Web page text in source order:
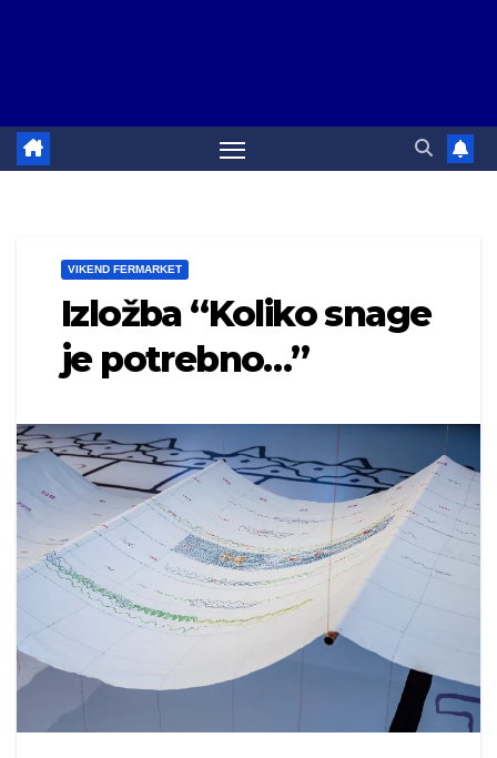
VIKEND FERMARKET
Izložba “Koliko snage
je potrebno…”